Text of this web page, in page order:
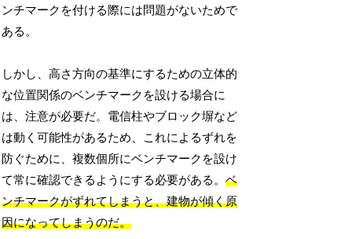
ンチマークを付ける際には問題がないためで
ある。
しかし、高さ方向の基準にするための立体的
な位置関係のベンチマークを設ける場合に
は、注意が必要だ。電信柱やブロック塀など
は動く可能性があるため、これによるずれを
防ぐために、複数個所にベンチマークを設け
て常に確認できるようにする必要がある。ベ
ンチマークがずれてしまうと、建物が傾く原
因になってしまうのだ。